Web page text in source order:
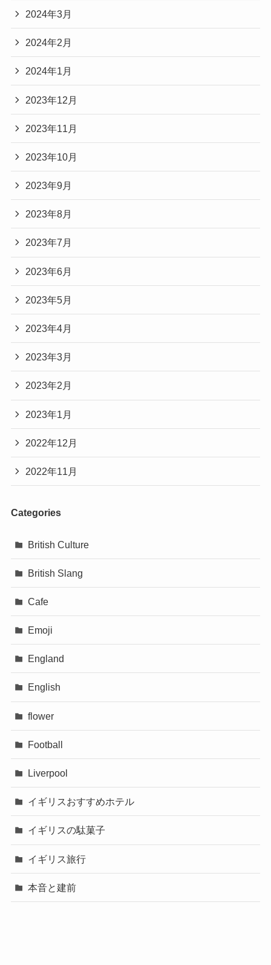
2024年3月
2024年2月
2024年1月
2023年12月
2023年11月
2023年10月
2023年9月
2023年8月
2023年7月
2023年6月
2023年5月
2023年4月
2023年3月
2023年2月
2023年1月
2022年12月
2022年11月
Categories
British Culture
British Slang
Cafe
Emoji
England
English
flower
Football
Liverpool
イギリスおすすめホテル
イギリスの駄菓子
イギリス旅行
本音と建前